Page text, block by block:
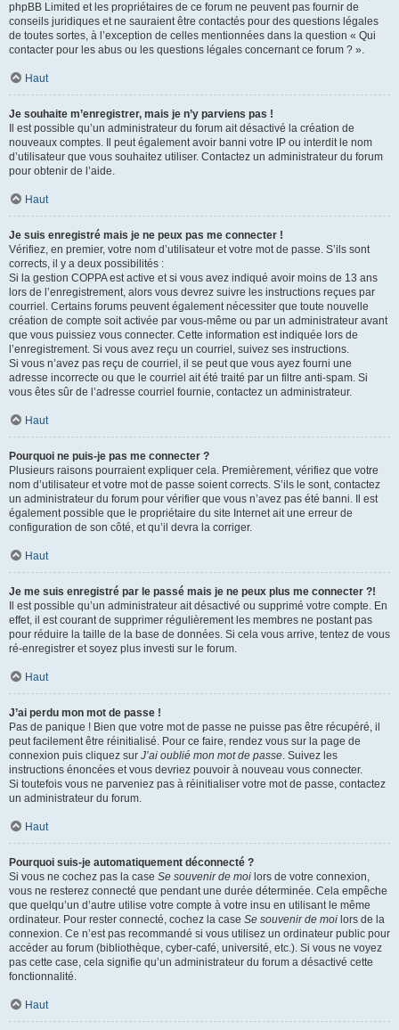
phpBB Limited et les propriétaires de ce forum ne peuvent pas fournir de
conseils juridiques et ne sauraient être contactés pour des questions légales
de toutes sortes, à l’exception de celles mentionnées dans la question « Qui
contacter pour les abus ou les questions légales concernant ce forum ? ».
Haut
Je souhaite m’enregistrer, mais je n’y parviens pas !
Il est possible qu’un administrateur du forum ait désactivé la création de
nouveaux comptes. Il peut également avoir banni votre IP ou interdit le nom
d’utilisateur que vous souhaitez utiliser. Contactez un administrateur du forum
pour obtenir de l’aide.
Haut
Je suis enregistré mais je ne peux pas me connecter !
Vérifiez, en premier, votre nom d’utilisateur et votre mot de passe. S’ils sont
corrects, il y a deux possibilités :
Si la gestion COPPA est active et si vous avez indiqué avoir moins de 13 ans
lors de l’enregistrement, alors vous devrez suivre les instructions reçues par
courriel. Certains forums peuvent également nécessiter que toute nouvelle
création de compte soit activée par vous-même ou par un administrateur avant
que vous puissiez vous connecter. Cette information est indiquée lors de
l’enregistrement. Si vous avez reçu un courriel, suivez ses instructions.
Si vous n’avez pas reçu de courriel, il se peut que vous ayez fourni une
adresse incorrecte ou que le courriel ait été traité par un filtre anti-spam. Si
vous êtes sûr de l’adresse courriel fournie, contactez un administrateur.
Haut
Pourquoi ne puis-je pas me connecter ?
Plusieurs raisons pourraient expliquer cela. Premièrement, vérifiez que votre
nom d’utilisateur et votre mot de passe soient corrects. S’ils le sont, contactez
un administrateur du forum pour vérifier que vous n’avez pas été banni. Il est
également possible que le propriétaire du site Internet ait une erreur de
configuration de son côté, et qu’il devra la corriger.
Haut
Je me suis enregistré par le passé mais je ne peux plus me connecter ?!
Il est possible qu’un administrateur ait désactivé ou supprimé votre compte. En
effet, il est courant de supprimer régulièrement les membres ne postant pas
pour réduire la taille de la base de données. Si cela vous arrive, tentez de vous
ré-enregistrer et soyez plus investi sur le forum.
Haut
J’ai perdu mon mot de passe !
Pas de panique ! Bien que votre mot de passe ne puisse pas être récupéré, il
peut facilement être réinitialisé. Pour ce faire, rendez vous sur la page de
connexion puis cliquez sur J’ai oublié mon mot de passe. Suivez les
instructions énoncées et vous devriez pouvoir à nouveau vous connecter.
Si toutefois vous ne parveniez pas à réinitialiser votre mot de passe, contactez
un administrateur du forum.
Haut
Pourquoi suis-je automatiquement déconnecté ?
Si vous ne cochez pas la case Se souvenir de moi lors de votre connexion,
vous ne resterez connecté que pendant une durée déterminée. Cela empêche
que quelqu’un d’autre utilise votre compte à votre insu en utilisant le même
ordinateur. Pour rester connecté, cochez la case Se souvenir de moi lors de la
connexion. Ce n’est pas recommandé si vous utilisez un ordinateur public pour
accéder au forum (bibliothèque, cyber-café, université, etc.). Si vous ne voyez
pas cette case, cela signifie qu’un administrateur du forum a désactivé cette
fonctionnalité.
Haut